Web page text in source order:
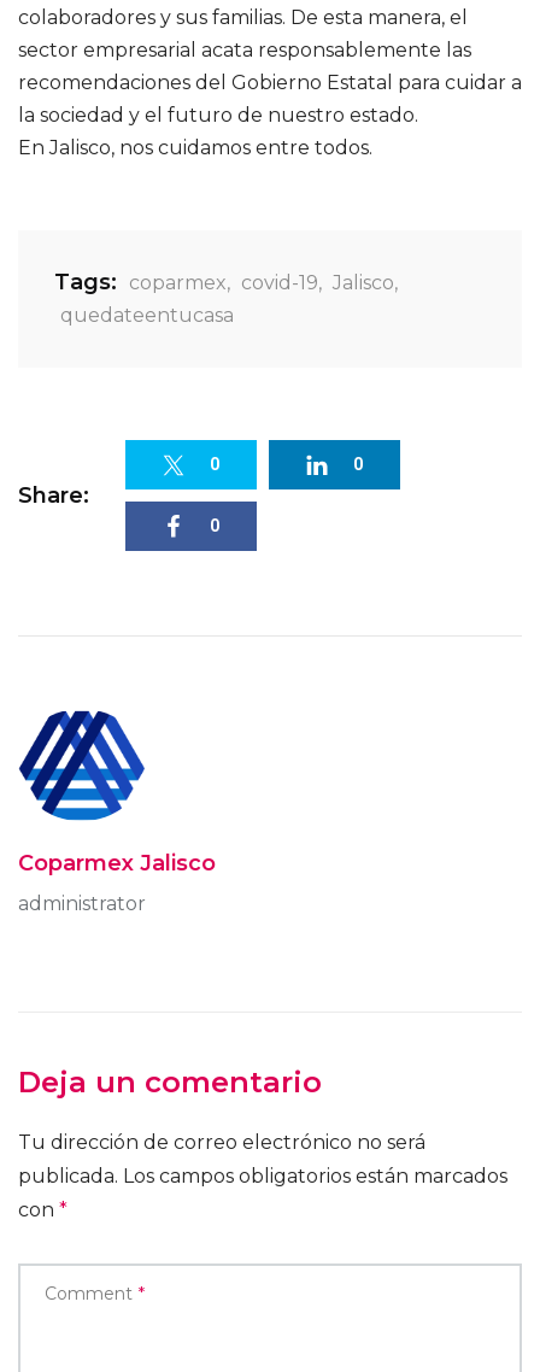
colaboradores y sus familias. De esta manera, el
sector empresarial acata responsablemente las
recomendaciones del Gobierno Estatal para cuidar a
la sociedad y el futuro de nuestro estado.
En Jalisco, nos cuidamos entre todos.
Tags: coparmex, covid-19, Jalisco,
quedateentucasa
Share:
0 0
0
Coparmex Jalisco
administrator
Deja un comentario
Tu dirección de correo electrónico no será
publicada. Los campos obligatorios están marcados
con *
Comment *